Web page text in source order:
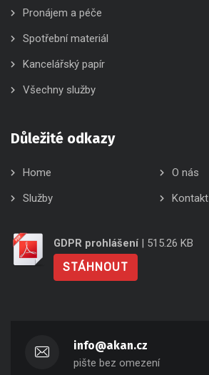
Pronájem a péče
Spotřební materiál
Kancelářský papír
Všechny služby
Důležité odkazy
Home
O nás
Služby
Kontakt
GDPR prohlášení| 515.26 KB
STÁHNOUT
info@akan.cz
pište bez omezení